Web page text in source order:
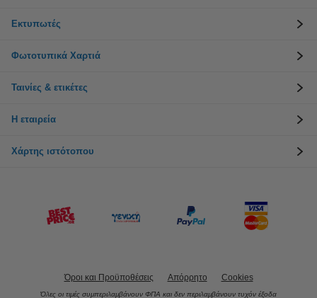
Εκτυπωτές
Φωτοτυπικά Χαρτιά
Ταινίες & ετικέτες
Η εταιρεία
Χάρτης ιστότοπου
Όροι και Προϋποθέσεις Απόρρητο Cookies
Όλες οι τιμές συμπεριλαμβάνουν ΦΠΑ και δεν περιλαμβάνουν τυχόν έξοδα